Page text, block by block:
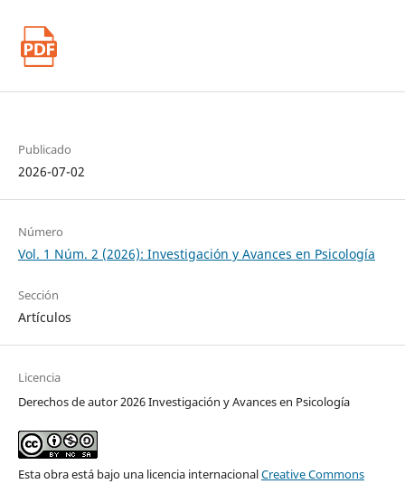
Publicado
2026-07-02
Número
Vol. 1 Núm. 2 (2026): Investigación y Avances en Psicología
Sección
Artículos
Licencia
Derechos de autor 2026 Investigación y Avances en Psicología
Esta obra está bajo una licencia internacionalCreative Commons